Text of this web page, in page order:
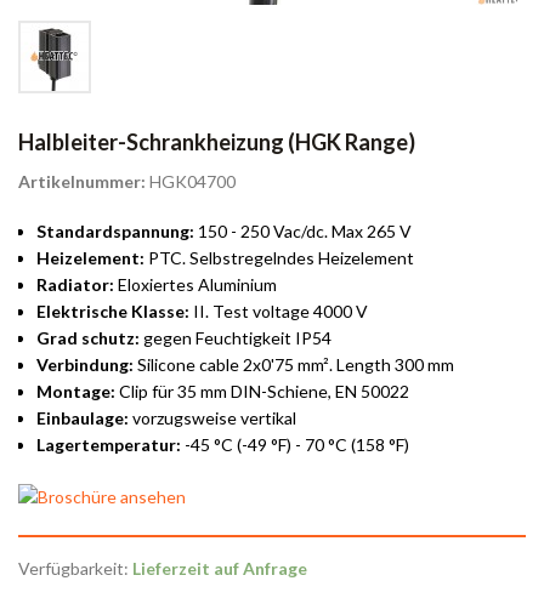
Halbleiter-Schrankheizung (HGK Range)
Artikelnummer: HGK04700
Standardspannung: 150 - 250 Vac/dc. Max 265 V
Heizelement: PTC. Selbstregelndes Heizelement
Radiator: Eloxiertes Aluminium
Elektrische Klasse: II. Test voltage 4000 V
Grad schutz: gegen Feuchtigkeit IP54
Verbindung: Silicone cable 2x0'75 mm². Length 300 mm
Montage: Clip für 35 mm DIN-Schiene, EN 50022
Einbaulage: vorzugsweise vertikal
Lagertemperatur: -45 °C (-49 °F) - 70 °C (158 °F)
Verfügbarkeit: Lieferzeit auf Anfrage